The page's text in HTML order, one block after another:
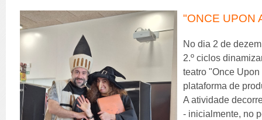
"ONCE UPON
No dia 2 de
2.º ciclos
teatro "Once
plataforma de
A atividade
- inicialmente, no